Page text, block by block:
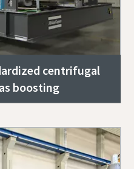
centrifugal
boosting